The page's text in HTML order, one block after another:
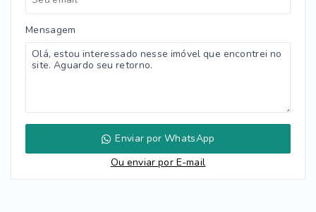
Mensagem
Enviar por WhatsApp
Ou enviar por E-mail